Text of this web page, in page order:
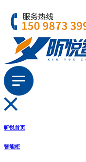
昕悦首页
智能柜